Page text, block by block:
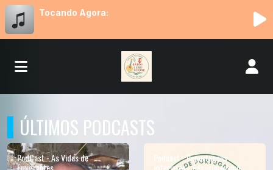
Tocando Agora:
ÚLTIMOS PODCASTS
PodCast - As Vidas de
Emigrantes
Podcast - Reportagens
exteriores - Associativismo